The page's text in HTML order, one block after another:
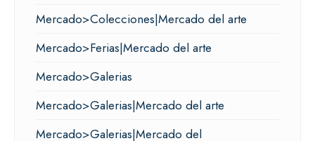
Mercado>Colecciones|Mercado del arte
Mercado>Ferias|Mercado del arte
Mercado>Galerias
Mercado>Galerias|Mercado del arte
Mercado>Galerias|Mercado del